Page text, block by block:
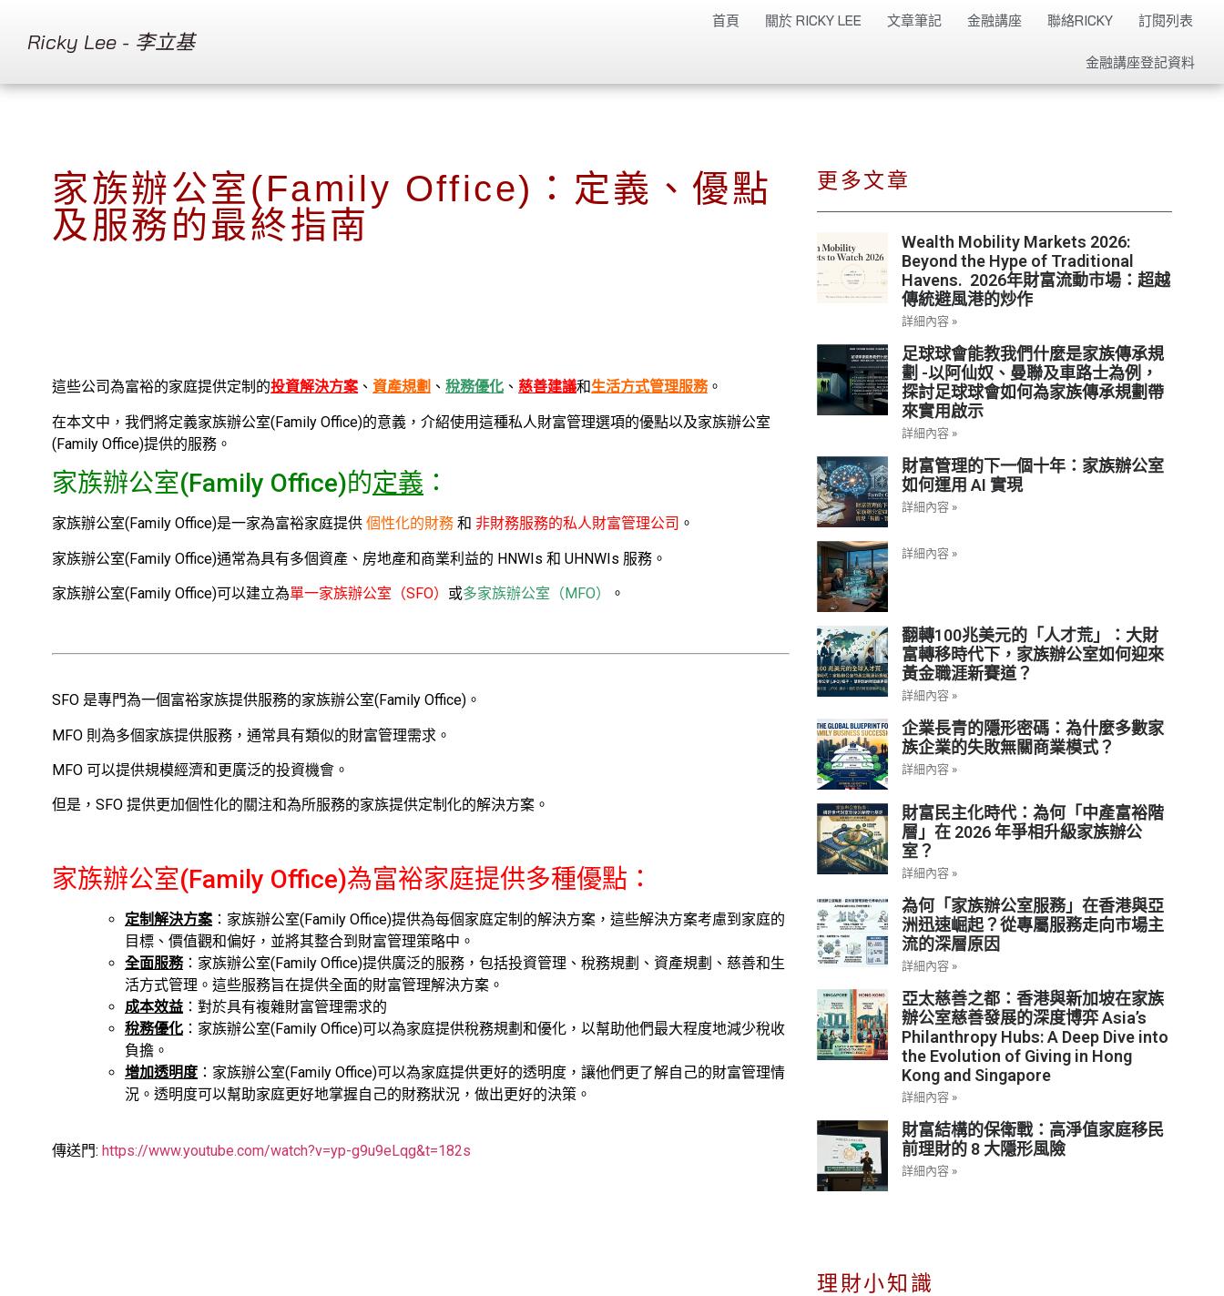
Ricky Lee - 李立基
首頁 關於 RICKY LEE 文章筆記 金融講座 聯絡RICKY 訂閱列表
金融講座登記資料
家族辦公室(Family Office)：定義、優點
及服務的最終指南
這些公司為富裕的家庭提供定制的投資解決方案 、 資產規劃 、 稅務優化 、 慈善建議和生活方式管理服務。
在本文中，我們將定義家族辦公室(Family Office)的意義，介紹使用這種私人財富管理選項的優點以及家族辦公室
(Family Office)提供的服務。
家族辦公室(Family Office)的定義 ：
家族辦公室(Family Office)是一家為富裕家庭提供 個性化的財務 和 非財務服務的私人財富管理公司 。
家族辦公室(Family Office)通常為具有多個資產、房地產和商業利益的 HNWIs 和 UHNWIs 服務。
家族辦公室(Family Office)可以建立為單一家族辦公室（SFO） 或多家族辦公室（MFO） 。
SFO 是專門為一個富裕家族提供服務的家族辦公室(Family Office)。
MFO 則為多個家族提供服務，通常具有類似的財富管理需求。
MFO 可以提供規模經濟和更廣泛的投資機會。
但是，SFO 提供更加個性化的關注和為所服務的家族提供定制化的解決方案。
家族辦公室(Family Office)為富裕家庭提供多種優點：
定制解決方案 ：家族辦公室(Family Office)提供為每個家庭定制的解決方案，這些解決方案考慮到家庭的
目標、價值觀和偏好，並將其整合到財富管理策略中。
全面服務：家族辦公室(Family Office)提供廣泛的服務，包括投資管理、稅務規劃、資產規劃、慈善和生
活方式管理。這些服務旨在提供全面的財富管理解決方案。
成本效益 ：對於具有複雜財富管理需求的
稅務優化 ：家族辦公室(Family Office)可以為家庭提供稅務規劃和優化，以幫助他們最大程度地減少稅收
負擔。
增加透明度 ：家族辦公室(Family Office)可以為家庭提供更好的透明度，讓他們更了解自己的財富管理情
況。透明度可以幫助家庭更好地掌握自己的財務狀況，做出更好的決策。
傳送門: https://www.youtube.com/watch?v=yp-g9u9eLqg&t=182s
更多文章
Wealth Mobility Markets 2026:
Beyond the Hype of Traditional
Havens. 2026年財富流動市場：超越
傳統避風港的炒作
詳細內容 »
足球球會能教我們什麼是家族傳承規
劃 -以阿仙奴、曼聯及車路士為例，
探討足球球會如何為家族傳承規劃帶
來實用啟示
詳細內容 »
財富管理的下一個十年：家族辦公室
如何運用 AI 實現
詳細內容 »
詳細內容 »
翻轉100兆美元的「人才荒」：大財
富轉移時代下，家族辦公室如何迎來
黃金職涯新賽道？
詳細內容 »
企業長青的隱形密碼：為什麼多數家
族企業的失敗無關商業模式？
詳細內容 »
財富民主化時代：為何「中產富裕階
層」在 2026 年爭相升級家族辦公
室？
詳細內容 »
為何「家族辦公室服務」在香港與亞
洲迅速崛起？從專屬服務走向市場主
流的深層原因
詳細內容 »
亞太慈善之都：香港與新加坡在家族
辦公室慈善發展的深度博弈 Asia’s
Philanthropy Hubs: A Deep Dive into
the Evolution of Giving in Hong
Kong and Singapore
詳細內容 »
財富結構的保衛戰：高淨值家庭移民
前理財的 8 大隱形風險
詳細內容 »
理財小知識